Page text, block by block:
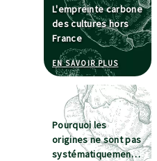
L'empreinte carbone
des cultures hors
France
EN SAVOIR PLUSÀ
Pourquoi les
origines ne sont pas
systématiquement